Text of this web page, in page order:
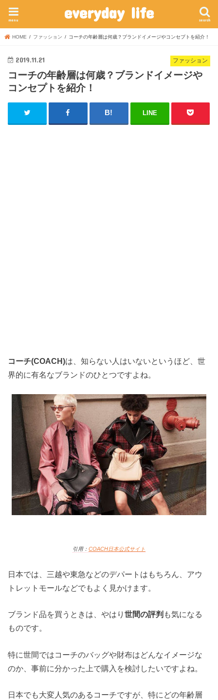
everyday life search
menu
HOME ファッション コーチの年齢層は何歳？ブランドイメージやコンセプトを紹介！
ファッション
2019.11.21
コーチの年齢層は何歳？ブランドイメージや
コンセプトを紹介！
LINE
コーチ(COACH)は、知らない人はいないというほど、世
界的に有名なブランドのひとつですよね。
引用： COACH日本公式サイト
日本では、三越や東急などのデパートはもちろん、アウ
トレットモールなどでもよく見かけます。
ブランド品を買うときは、やはり世間の評判 も気になる
ものです。
特に世間ではコーチのバッグや財布はどんなイメージな
のか、事前に分かった上で購入を検討したいですよね。
日本でも大変人気のあるコーチですが、特にどの年齢層